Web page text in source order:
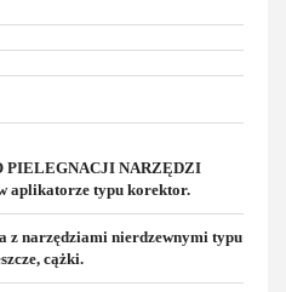
PIELEGNACJI NARZĘDZI
aplikatorze typu korektor.
z narzędziami nierdzewnymi typu
cążki.